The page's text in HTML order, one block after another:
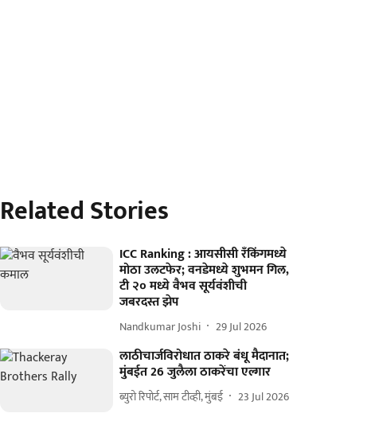
Related Stories
ICC Ranking : आयसीसी रँकिंगमध्ये
मोठा उलटफेर; वनडेमध्ये शुभमन गिल,
टी २० मध्ये वैभव सूर्यवंशीची
जबरदस्त झेप
Nandkumar Joshi 29 Jul 2026
लाठीचार्जविरोधात ठाकरे बंधू मैदानात;
मुंबईत 26 जुलैला ठाकरेंचा एल्गार
ब्युरो रिपोर्ट, साम टीव्ही, मुंबई 23 Jul 2026